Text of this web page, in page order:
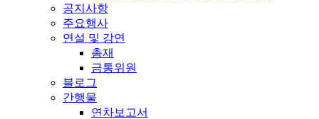
공지사항
주요행사
연설 및 강연
총재
금통위원
블로그
간행물
연차보고서